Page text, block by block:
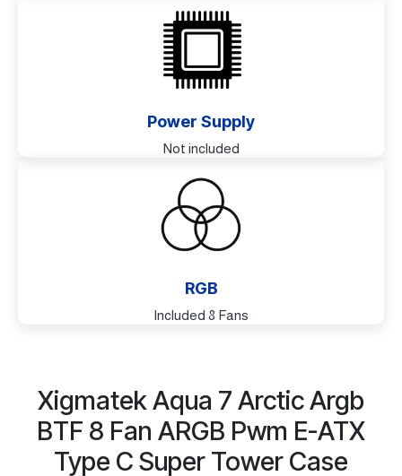
Power Supply
Not included
RGB
Included 8 Fans
Xigmatek Aqua 7 Arctic Argb
BTF 8 Fan ARGB Pwm E-ATX
Type C Super Tower Case